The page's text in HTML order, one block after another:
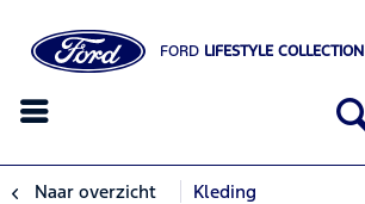
FORD LIFESTYLE COLLECTION
Naar overzicht Kleding